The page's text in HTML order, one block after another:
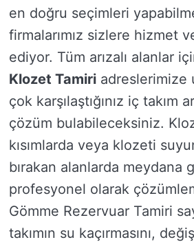
en doğru seçimleri
firmalarımız sizlere hizmet
ediyor. Tüm arızalı alanlar
Klozet Tamiri adreslerimize
çok karşılaştığınız iç takım
çözüm bulabileceksiniz.
kısımlarda veya klozeti
bırakan alanlarda meydana
profesyonel olarak
Gömme Rezervuar Tamiri
takımın su kaçırmasını,